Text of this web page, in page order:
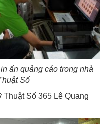
ấn quảng cáo trong nhà
Số
Thuật Số 365 Lê Quang